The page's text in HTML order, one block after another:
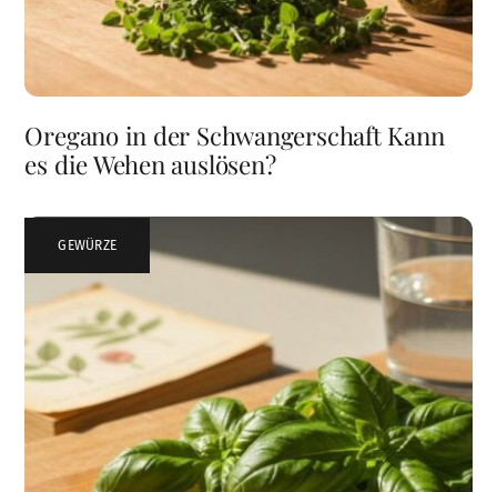
Oregano in der Schwangerschaft Kann
es die Wehen auslösen?
GEWÜRZE